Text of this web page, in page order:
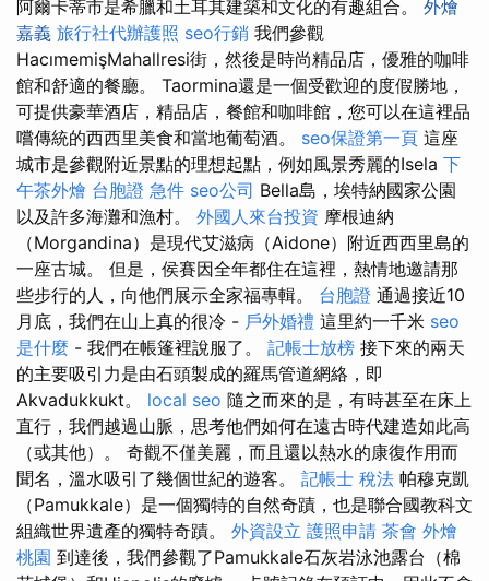
阿爾卡蒂市是希臘和土耳其建築和文化的有趣組合。 外燴
嘉義 旅行社代辦護照 seo行銷 我們參觀
HacımemişMahallresi街，然後是時尚精品店，優雅的咖啡
館和舒適的餐廳。 Taormina還是一個受​​歡迎的度假勝地，
可提供豪華酒店，精品店，餐館和咖啡館，您可以在這裡品
嚐傳統的西西里美食和當地葡萄酒。 seo保證第一頁 這座
城市是參觀附近景點的理想起點，例如風景秀麗的Isela 下
午茶外燴 台胞證 急件 seo公司 Bella島，埃特納國家公園
以及許多海灘和漁村。 外國人來台投資 摩根迪納
（Morgandina）是現代艾滋病（Aidone）附近西西里島的
一座古城。 但是，侯賽因全年都住在這裡，熱情地邀請那
些步行的人，向他們展示全家福專輯。 台胞證 通過接近10
月底，我們在山上真的很冷 - 戶外婚禮 這里約一千米 seo
是什麼 - 我們在帳篷裡說服了。 記帳士放榜 接下來的兩天
的主要吸引力是由石頭製成的羅馬管道網絡，即
Akvadukkukt。 local seo 隨之而來的是，有時甚至在床上
直行，我們越過山脈，思考他們如何在遠古時代建造如此高
（或其他）。 奇觀不僅美麗，而且還以熱水的康復作用而
聞名，溫水吸引了幾個世紀的遊客。 記帳士 稅法 帕穆克凱
（Pamukkale）是一個獨特的自然奇蹟，也是聯合國教科文
組織世界遺產的獨特奇蹟。 外資設立 護照申請 茶會 外燴
桃園 到達後，我們參觀了Pamukkale石灰岩泳池露台（棉